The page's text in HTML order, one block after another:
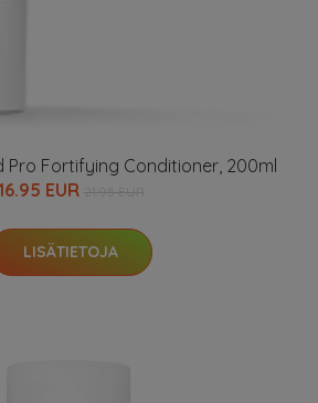
Pro Fortifying Conditioner, 200ml
EUR
LISÄTIETOJA